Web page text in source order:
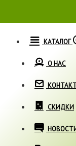
КАТАЛОГ
О НАС
СКИДКИ